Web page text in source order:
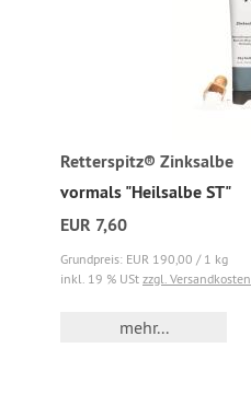
Retterspitz® Zinksalbe
vormals "Heilsalbe ST"
EUR 7,60
Grundpreis: EUR 190,00 / 1 kg
inkl. 19 % USt zzgl. Versandkosten
mehr...